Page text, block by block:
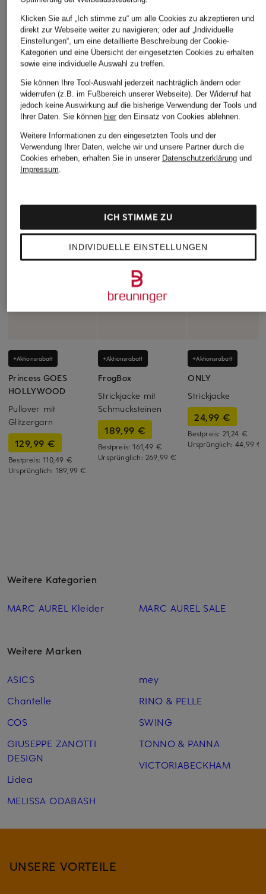
+Aktionsrabatt
Princess GOES
HOLLYWOOD
Pullover mit
Glitzergarn
129,99 €
Bestpreis:110,49 €
Ursprünglich: 189,99 €
+Aktionsrabatt
FrogBox
Strickjacke mit
Schmucksteinen
189,99 €
Bestpreis:161,49 €
Ursprünglich: 269,99 €
+Aktionsrabatt
ONLY
Strickjacke
24,99 €
Bestpreis: 21,24 €
Ursprünglich:44,99 €
Weitere Kategorien
MARC AUREL Kleider MARC AUREL SALE
Weitere Marken
ASICS
Chantelle
COS
GIUSEPPE ZANOTTI
DESIGN
Lidea
MELISSA ODABASH
mey
RINO & PELLE
SWING
TONNO & PANNA
VICTORIABECKHAM
UNSERE VORTEILE
Klicken Sie auf „Ich stimme zu“ um alle Cookies zu akzeptieren und
direkt zur Webseite weiter zu navigieren; oder auf „Individuelle
Einstellungen“, um eine detaillierte Beschreibung der Cookie-
Kategorien und eine Übersicht der eingesetzten Cookies zu erhalten
sowie eine individuelle Auswahl zu treffen.
Sie können Ihre Tool-Auswahl jederzeit nachträglich ändern oder
widerrufen (z.B. im Fußbereich unserer Webseite). Der Widerruf hat
jedoch keine Auswirkung auf die bisherige Verwendung der Tools und
Ihrer Daten. Sie können hierden Einsatz von Cookies ablehnen.
Weitere Informationen zu den eingesetzten Tools und der
Verwendung Ihrer Daten, welche wir und unsere Partner durch die
Cookies erheben, erhalten Sie in unserer Datenschutzerklärungund
Impressum.
INDIVIDUELLE EINSTELLUNGEN
ICH STIMME ZU